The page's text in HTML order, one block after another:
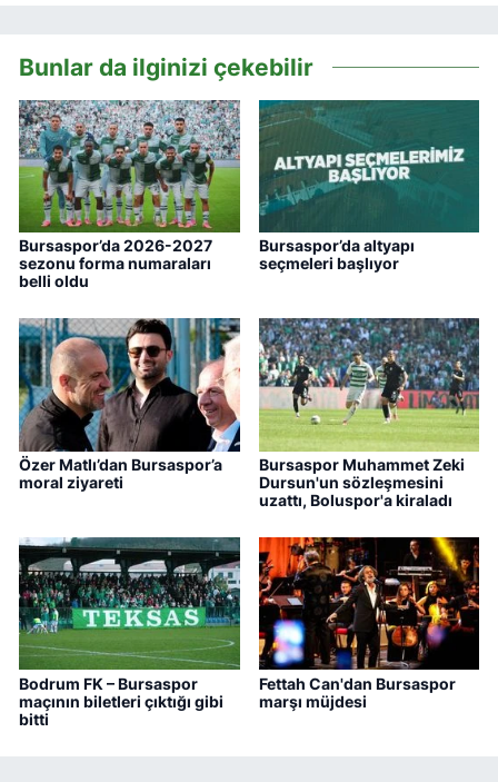
Bunlar da ilginizi çekebilir
Bursaspor’da 2026-2027
sezonu forma numaraları
belli oldu
Bursaspor’da altyapı
seçmeleri başlıyor
Özer Matlı’dan Bursaspor’a
moral ziyareti
Bursaspor Muhammet Zeki
Dursun'un sözleşmesini
uzattı, Boluspor'a kiraladı
Bodrum FK – Bursaspor
maçının biletleri çıktığı gibi
bitti
Fettah Can'dan Bursaspor
marşı müjdesi